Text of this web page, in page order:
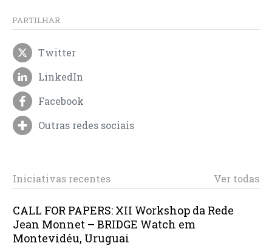
PARTILHAR
Twitter
LinkedIn
Facebook
Outras redes sociais
Iniciativas recentes Ver todas
CALL FOR PAPERS: XII Workshop da Rede
Jean Monnet – BRIDGE Watch em
Montevidéu, Uruguai